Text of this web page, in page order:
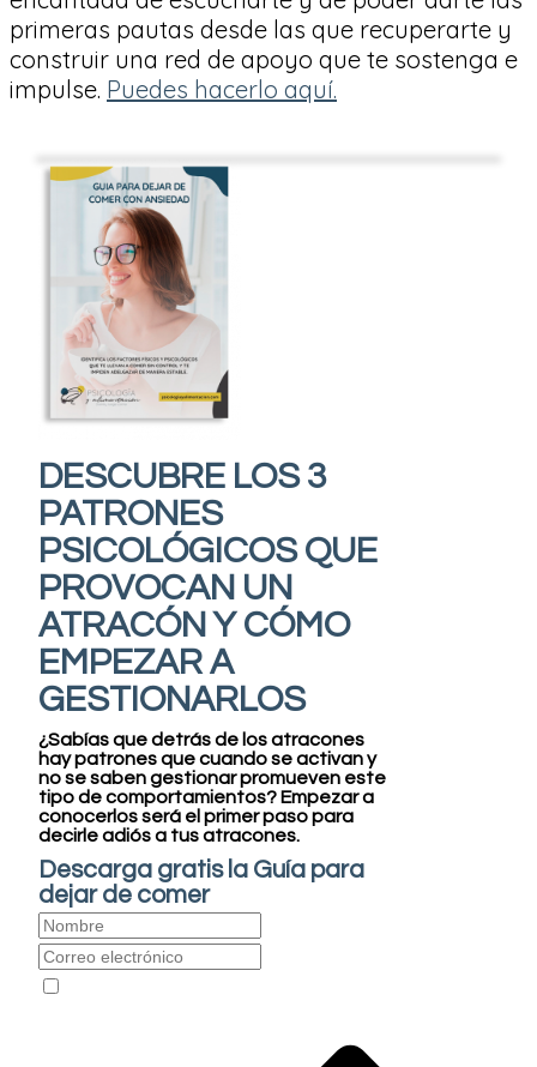
primeras pautas desde las que recuperarte y
construir una red de apoyo que te sostenga e
impulse. Puedes hacerlo aquí.
DESCUBRE LOS 3
PATRONES
PSICOLÓGICOS QUE
PROVOCAN UN
ATRACÓN Y CÓMO
EMPEZAR A
GESTIONARLOS
¿Sabías que detrás de los atracones
hay patrones que cuando se activan y
no se saben gestionar promueven este
tipo de comportamientos? Empezar a
conocerlos será el primer paso para
decirle adiós a tus atracones.
Descarga gratis la Guía para
dejar de comer